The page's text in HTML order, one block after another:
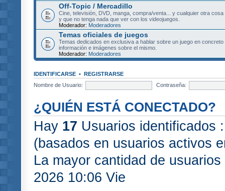
Off-Topic / Mercadillo
Cine, televisión, DVD, manga, compra/venta... y cualquier otra
y que no tenga nada que ver con los videojuegos.
Moderador: Moderadores
Temas oficiales de juegos
Temas dedicados en exclusiva a hablar sobre un juego en concreto
información e imágenes sobre el mismo.
Moderador: Moderadores
IDENTIFICARSE • REGISTRARSE
Nombre de Usuario:
Contraseña:
¿QUIÉN ESTÁ CONECTADO?
Hay 17 Usuarios identificados
(basados en usuarios activos
La mayor cantidad de
2026 10:06 Vie